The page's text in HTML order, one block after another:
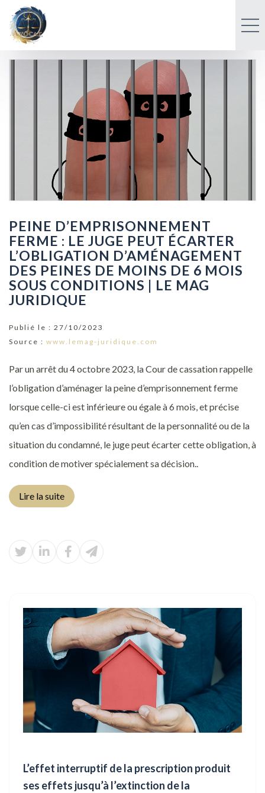
PEINE D’EMPRISONNEMENT
FERME : LE JUGE PEUT ÉCARTER
L’OBLIGATION D’AMÉNAGEMENT
DES PEINES DE MOINS DE 6 MOIS
SOUS CONDITIONS | LE MAG
JURIDIQUE
Publié le : 27/10/2023
Source : www.lemag-juridique.com
Par un arrêt du 4 octobre 2023, la Cour de cassation rappelle
l’obligation d’aménager la peine d’emprisonnement ferme
lorsque celle-ci est inférieure ou égale à 6 mois, et précise
qu’en cas d’impossibilité résultant de la personnalité ou de la
situation du condamné, le juge peut écarter cette obligation, à
condition de motiver spécialement sa décision..
Lire la suite
L’effet interruptif de la prescription produit
ses effets jusqu’à l’extinction de la